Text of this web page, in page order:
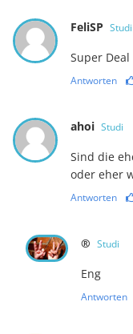
FeliSP Studi
Super Deal
Antworten
ahoi Studi
Sind die
oder eher
Antworten
® Studi
Eng
Antworten